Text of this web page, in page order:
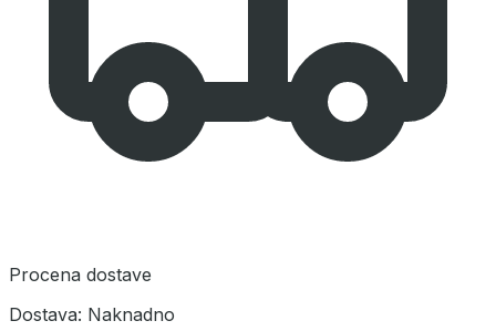
Procena dostave
Dostava: Naknadno